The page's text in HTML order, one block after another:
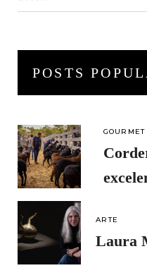
POSTS
GOURMET
ARTE
Laura